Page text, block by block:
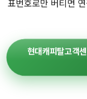
표번호로만 버티면
현대캐피탈고객